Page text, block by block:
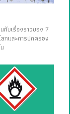
บเรื่องราวของ 7
กและการปกครอง